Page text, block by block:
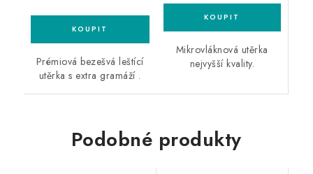
Prémiová bezešvá leštící
utěrka s extra gramáží .
Mikrovláknová utěrka
nejvyšší kvality.
Podobné produkty